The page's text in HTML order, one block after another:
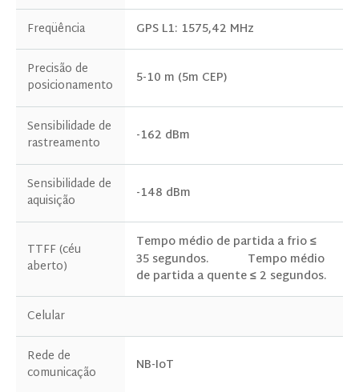
Freqüência
GPS L1: 1575,42 MHz
Precisão de
posicionamento
5-10 m (5m CEP)
Sensibilidade de
rastreamento
-162 dBm
Sensibilidade de
aquisição
-148 dBm
TTFF (céu
aberto)
Tempo médio de partida a frio ≤
35 segundos.
Tempo médio
de partida a quente ≤ 2 segundos.
Celular
Rede de
comunicação
NB-IoT